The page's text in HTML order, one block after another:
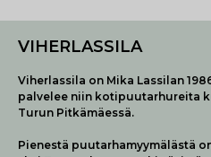
VIHERLASSILA
Viherlassila on Mika Lassilan
palvelee niin kotipuutarhureita
Turun Pitkämäessä.
Pienestä puutarhamyymälästä